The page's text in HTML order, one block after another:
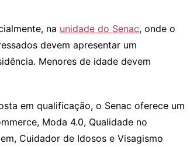
na unidade do Senac, onde o
devem apresentar um
Menores de idade devem
em qualificação, o Senac oferece um
Moda 4.0, Qualidade no
Cuidador de Idosos e Visagismo